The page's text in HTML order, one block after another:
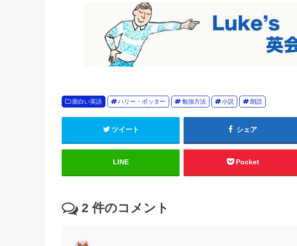
面白い英語 ハリー・ポッター 勉強方法 小説 朗読
ツイート シェア
LINE Pocket
2 件のコメント